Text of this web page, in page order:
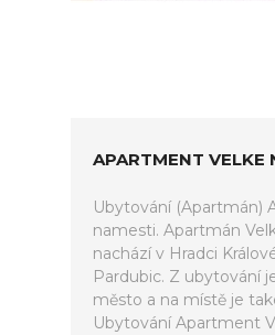
APARTMENT VELKE
Ubytování (Apartmán)
namesti. Apartmán
nachází v Hradci
Pardubic. Z ubytování
město a na místě je
Ubytování Apartment